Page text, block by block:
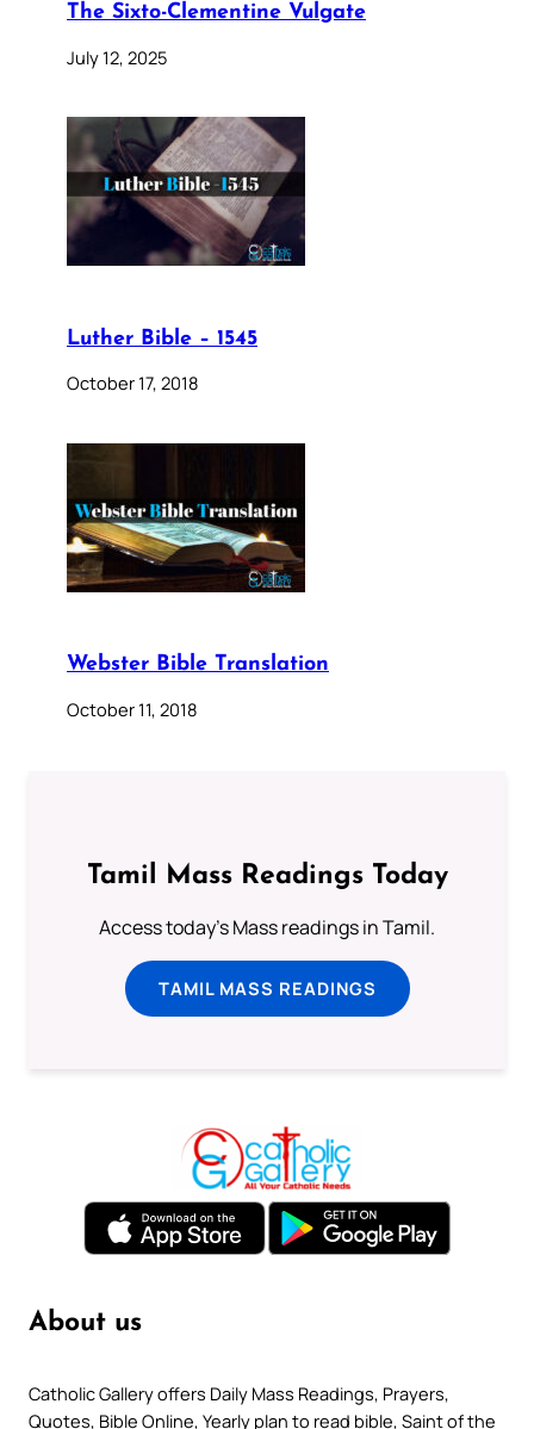
The Sixto-Clementine Vulgate
July 12, 2025
Luther Bible – 1545
October 17, 2018
Webster Bible Translation
October 11, 2018
Tamil Mass Readings Today
Access today's Mass readings in Tamil.
TAMIL MASS READINGS
About us
Catholic Gallery offers Daily Mass Readings, Prayers,
Quotes, Bible Online, Yearly plan to read bible, Saint of the